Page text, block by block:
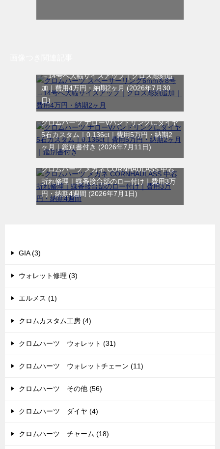
→14号へ大幅サイズアップ｜クロス彫刻追
加｜費用4万円・納期2ヶ月
2026年7月30
日
クロムハーツ ナローVバンドリングにダイヤ
5石カスタム｜0.136ct｜費用5万円・納期2
ヶ月｜鑑別書付き
2026年7月11日
クロムハーツ メガネ CORNHAULASS 中芯
折れ修理｜蝶番接合部のロー付け｜費用3万
円・納期4週間
2026年7月1日
GIA (3)
ウォレット修理 (3)
エルメス (1)
クロムカスタム工房 (4)
クロムハーツ ウォレット (31)
クロムハーツ ウォレットチェーン (11)
クロムハーツ その他 (56)
クロムハーツ ダイヤ (4)
クロムハーツ チャーム (18)